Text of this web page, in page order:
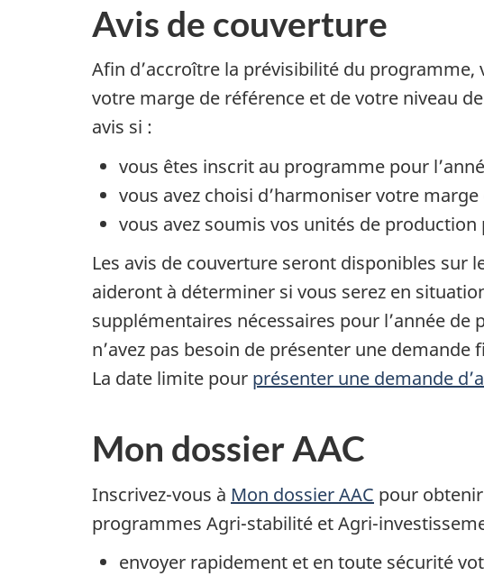
Avis de couverture
Afin d’accroître la prévisibilité du
votre marge de référence et de votre niveau
avis si :
vous êtes inscrit au programme pour
vous avez choisi d’harmoniser votre
vous avez soumis vos unités de production
Les avis de couverture seront disponibles sur
aideront à déterminer si vous serez en
supplémentaires nécessaires pour l’année
n’avez pas besoin de présenter une demande
La date limite pour présenter une demande
Mon dossier AAC
Inscrivez-vous à Mon dossier AAC pour
programmes Agri-stabilité et Agri-
envoyer rapidement et en toute sécurité